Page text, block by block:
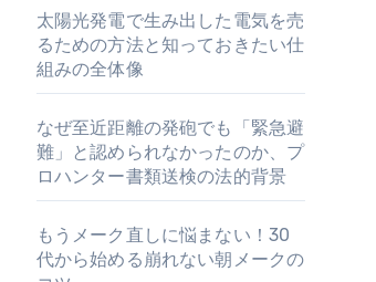
太陽光発電で生み出した電気を売
るための方法と知っておきたい仕
組みの全体像
なぜ至近距離の発砲でも「緊急避
難」と認められなかったのか、プ
ロハンター書類送検の法的背景
もうメーク直しに悩まない！30
代から始める崩れない朝メークの